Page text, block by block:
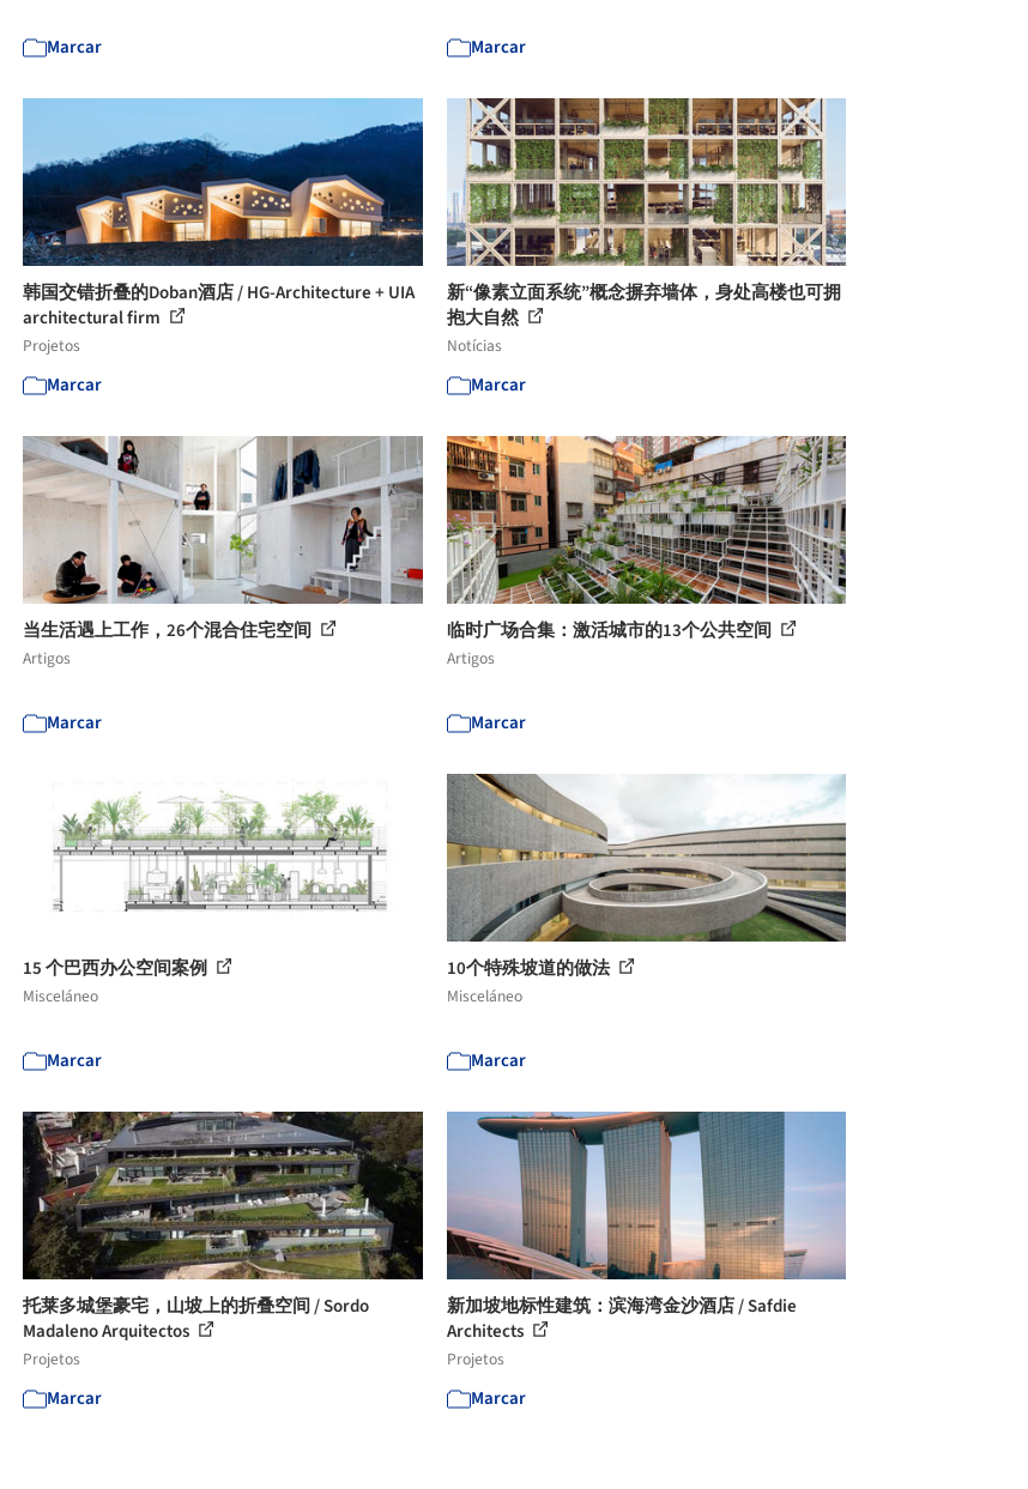
Marcar Marcar
韩国交错折叠的Doban酒店 / HG-Architecture + UIA
architectural firm
Projetos
Marcar
新“像素立面系统”概念摒弃墙体，身处高楼也可拥
抱大自然
Notícias
Marcar
当生活遇上工作，26个混合住宅空间
Artigos
Marcar
临时广场合集：激活城市的13个公共空间
Artigos
Marcar
15 个巴西办公空间案例
Misceláneo
Marcar
10个特殊坡道的做法
Misceláneo
Marcar
托莱多城堡豪宅，山坡上的折叠空间 / Sordo
Madaleno Arquitectos
Projetos
Marcar
新加坡地标性建筑：滨海湾金沙酒店 / Safdie
Architects
Projetos
Marcar